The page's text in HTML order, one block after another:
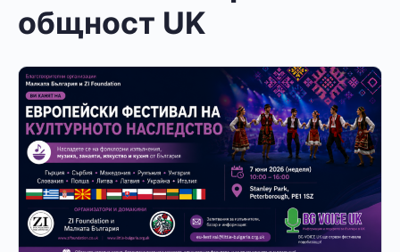
общност UK